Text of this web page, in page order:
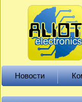
Новости